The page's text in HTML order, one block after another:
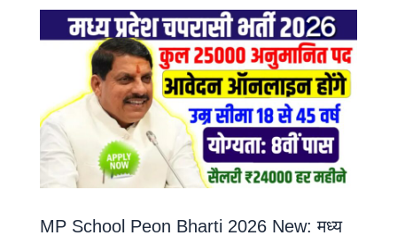
MP School Peon Bharti 2026 New: मध्य